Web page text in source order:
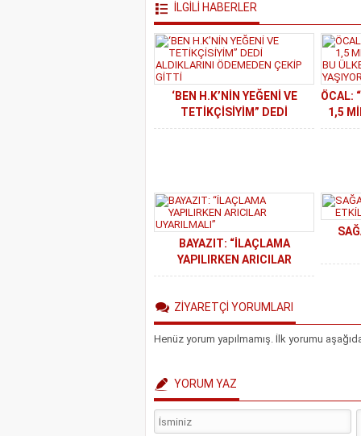
İLGİLİ HABERLER
‘BEN H.K’NİN YEĞENİ VE
TETİKÇİSİYİM” DEDİ
ALDIKLARINI ÖDEMEDEN
ÖCAL:
1,5
BU
BAYAZIT: “İLAÇLAMA
YAPILIRKEN ARICILAR
UYARILMALI”
ZİYARETÇİ YORUMLARI
Henüz yorum yapılmamış. İlk yorumu
YORUM YAZ